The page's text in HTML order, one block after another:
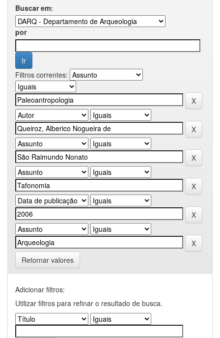
Buscar em:
por
Filtros correntes:
Retornar valores
Adicionar filtros:
Utilizar filtros para refinar o resultado de busca.